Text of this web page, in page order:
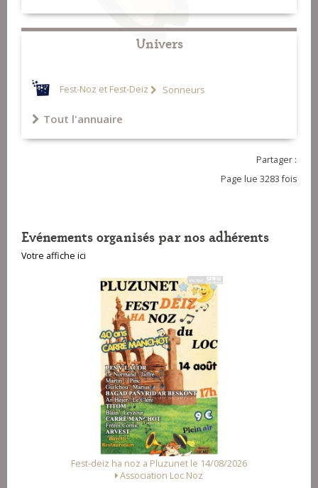
Univers
Fest-Noz et Fest-Deiz Sonneurs
Tout l'annuaire
Partager :
Page lue 3283 fois
Evénements organisés par nos adhérents
Votre affiche ici
Fest-deiz ha noz a Pluzunet le 14/08/2026
Association Loc Noz